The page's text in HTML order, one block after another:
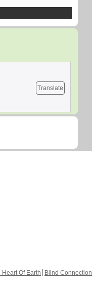
Translate
Heart Of Earth Blind Connection